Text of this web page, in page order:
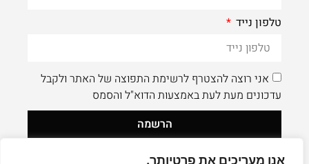
אנו מעריכים את פרטיותך.
טלפון נייד
אני רוצה להצטרף לרשימת התפוצה של האתר ולקבל
עדכונים מעת לעת באמצעות הדוא"ל והסמס
הרשמה